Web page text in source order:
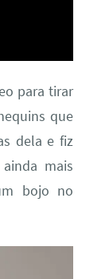
para tirar
que
dela e fiz
mais
bojo no